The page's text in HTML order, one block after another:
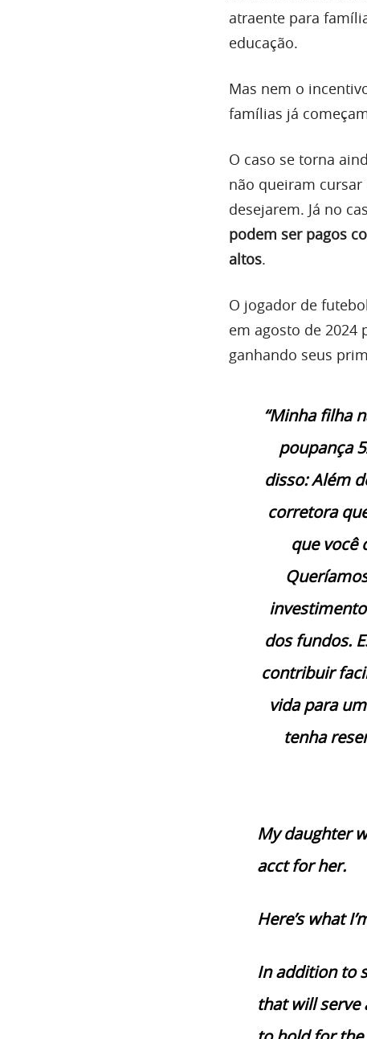
atraente para
educação.
Mas nem o
famílias já
O caso se torna
não queiram
desejarem. Já no
podem ser pagos
altos.
O jogador de
em agosto de 2024
ganhando seus
“Minha filha
poupança
disso: Além
corretora
que você
dos fundos.
contribuir
vida para
tenha
My daughter
acct for her.
Here’s what
In addition to
that will serve